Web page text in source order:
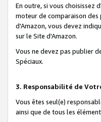
En outre, si vous
moteur de comparaison
d'Amazon, vous devez
sur le Site d'Amazon.
Vous ne devez pas publier
Spéciaux.
3. Responsabilité de
Vous êtes seul(e)
ainsi que de tous les